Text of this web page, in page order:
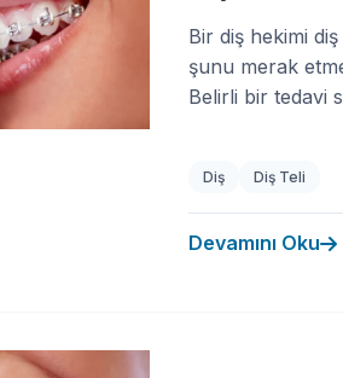
Bir diş hekimi
şunu merak
Belirli bir tedavi
Diş Diş Teli
Devamını Oku